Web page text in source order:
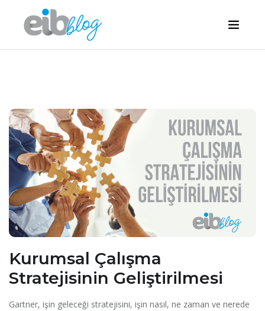
Kurumsal Çalışma
Stratejisinin Geliştirilmesi
Gartner, işin geleceği stratejisini, işin nasıl, ne zaman ve nerede